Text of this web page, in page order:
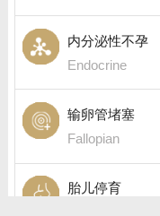
内分泌性不孕
Endocrine
输卵管堵塞
Fallopian
胎儿停育